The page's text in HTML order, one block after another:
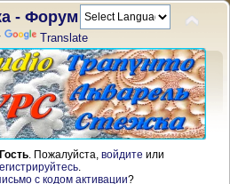
- Форум
Translate
Гость. Пожалуйста, войдите или
с кодом активации?